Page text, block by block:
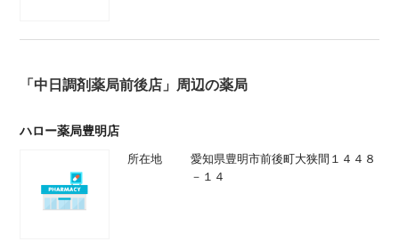
「中日調剤薬局前後店」周辺の薬局
ハロー薬局豊明店
所在地
愛知県豊明市前後町大狭間１４４８
－１４